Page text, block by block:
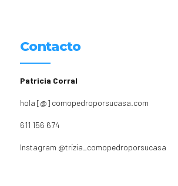
Contacto
Patricia Corral
hola [@] comopedroporsucasa.com
611 156 674
Instagram @trizia_comopedroporsucasa